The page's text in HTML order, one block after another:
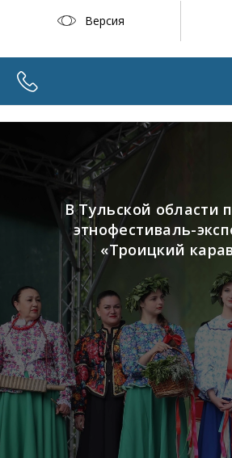
Версия
В Тульской области
этнофестиваль-
«Троицкий